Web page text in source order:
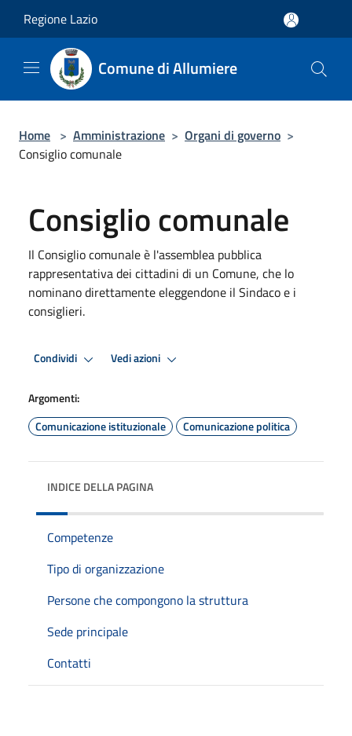
Regione Lazio
Comune di Allumiere
Home > Amministrazione > Organi di governo >
Consiglio comunale
Consiglio comunale
Il Consiglio comunale è l'assemblea pubblica
rappresentativa dei cittadini di un Comune, che lo
nominano direttamente eleggendone il Sindaco e i
consiglieri.
Condividi Vedi azioni
Argomenti:
Comunicazione istituzionale
Comunicazione politica
INDICE DELLA PAGINA
Competenze
Tipo di organizzazione
Persone che compongono la struttura
Sede principale
Contatti